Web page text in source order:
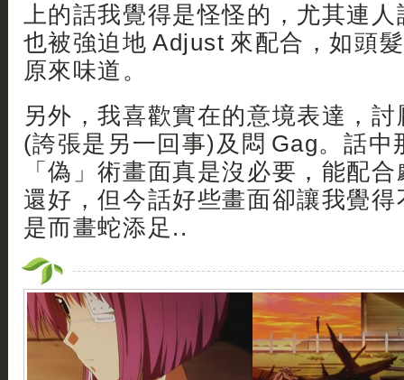
上的話我覺得是怪怪的，尤其連
也被強迫地 Adjust 來配合，如頭
原來味道。
另外，我喜歡實在的意境表達，
(誇張是另一回事)及悶 Gag。話中
「偽」術畫面真是沒必要，能配
還好，但今話好些畫面卻讓我覺
是而畫蛇添足..